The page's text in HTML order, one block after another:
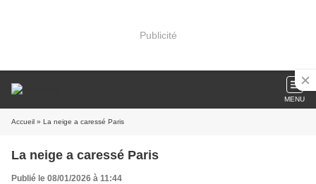
Publicité
MENU
Accueil » La neige a caressé Paris
La neige a caressé Paris
Publié le 08/01/2026 à 11:44